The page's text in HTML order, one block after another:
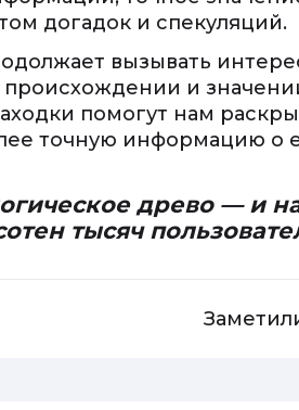
догадок и спекуляций.
вызывать
происхождении и
помогут нам
точную информацию о
древо — и
тысяч